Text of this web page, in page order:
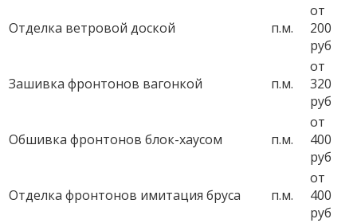
Отделка ветровой доской п.м.
от
200
руб
Зашивка фронтонов вагонкой п.м.
от
320
руб
Обшивка фронтонов блок-хаусом п.м.
от
400
руб
Отделка фронтонов имитация бруса п.м.
от
400
руб